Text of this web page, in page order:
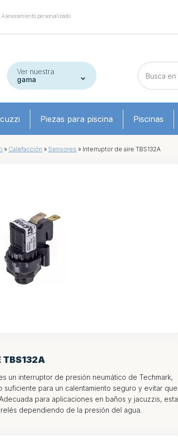
Asesoramiento personalizado
Ver nuestra
gama
Piezas para piscina Piscinas
» Calefacción » Sensores » Interruptor de aire TBS132A
TBS132A
un interruptor de presión neumático de Techmark,
suficiente para un calentamiento seguro y evitar que
para aplicaciones en baños y jacuzzis, esta
dependiendo de la presión del agua.